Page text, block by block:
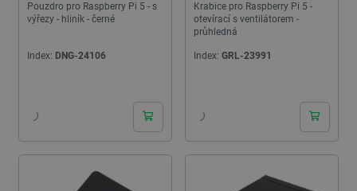
Pouzdro pro Raspberry Pi 5 - s
výřezy - hliník - černé
Index: DNG-24106
Krabice pro Raspberry Pi 5 -
otevírací s ventilátorem -
průhledná
Index: GRL-23991